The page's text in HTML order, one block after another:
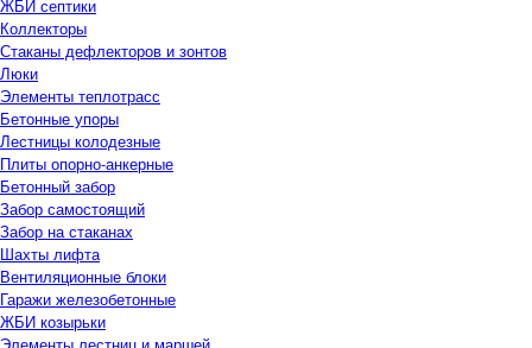
ЖБИ септики
Коллекторы
Стаканы дефлекторов и зонтов
Люки
Элементы теплотрасс
Бетонные упоры
Лестницы колодезные
Плиты опорно-анкерные
Бетонный забор
Забор самостоящий
Забор на стаканах
Шахты лифта
Вентиляционные блоки
Гаражи железобетонные
ЖБИ козырьки